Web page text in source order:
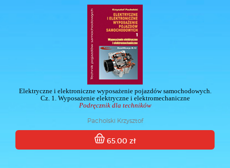
Elektryczne i elektroniczne wyposażenie pojazdów samochodowych.
Cz. 1. Wyposażenie elektryczne i elektromechaniczne
Podręcznik dla techników
Pacholski Krzysztof
65.00 zł